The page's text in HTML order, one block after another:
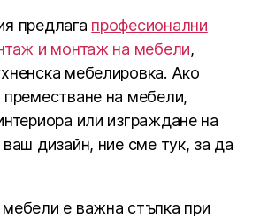
предлага професионални
и монтаж на мебели,
мебелировка. Ако
на мебели,
или изграждане на
дизайн, ние сме тук, за да
е важна стъпка при